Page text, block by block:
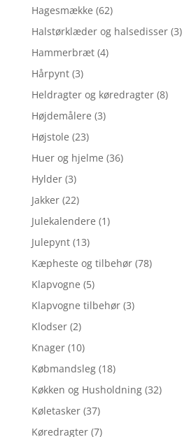
Hagesmække (62)
Halstørklæder og halsedisser (3)
Hammerbræt (4)
Hårpynt (3)
Heldragter og køredragter (8)
Højdemålere (3)
Højstole (23)
Huer og hjelme (36)
Hylder (3)
Jakker (22)
Julekalendere (1)
Julepynt (13)
Kæpheste og tilbehør (78)
Klapvogne (5)
Klapvogne tilbehør (3)
Klodser (2)
Knager (10)
Købmandsleg (18)
Køkken og Husholdning (32)
Køletasker (37)
Køredragter (7)